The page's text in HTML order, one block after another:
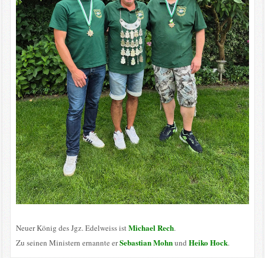
Neuer König des Jgz. Edelweiss istMichael Rech.
Zu seinen Ministern ernannte erSebastian Mohnund Heiko Hock.